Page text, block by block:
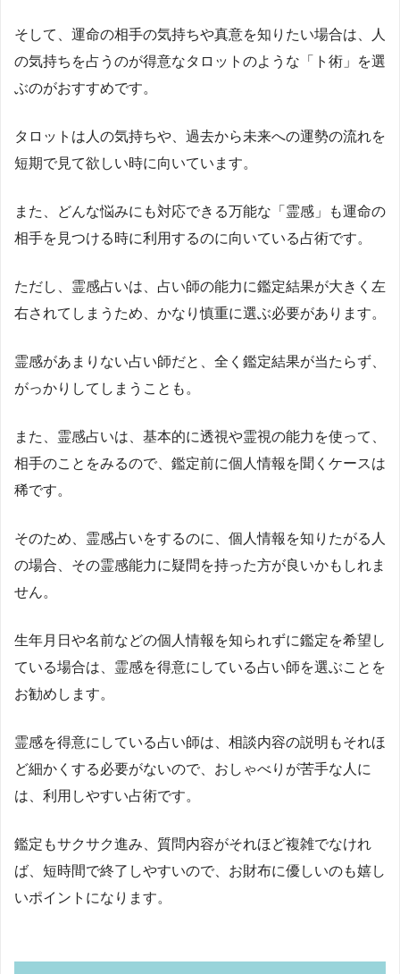
そして、運命の相手の気持ちや真意を知りたい場合は、人
の気持ちを占うのが得意なタロットのような「ト術」を選
ぶのがおすすめです。
タロットは人の気持ちや、過去から未来への運勢の流れを
短期で見て欲しい時に向いています。
また、どんな悩みにも対応できる万能な「霊感」も運命の
相手を見つける時に利用するのに向いている占術です。
ただし、霊感占いは、占い師の能力に鑑定結果が大きく左
右されてしまうため、かなり慎重に選ぶ必要があります。
霊感があまりない占い師だと、全く鑑定結果が当たらず、
がっかりしてしまうことも。
また、霊感占いは、基本的に透視や霊視の能力を使って、
相手のことをみるので、鑑定前に個人情報を聞くケースは
稀です。
そのため、霊感占いをするのに、個人情報を知りたがる人
の場合、その霊感能力に疑問を持った方が良いかもしれま
せん。
生年月日や名前などの個人情報を知られずに鑑定を希望し
ている場合は、霊感を得意にしている占い師を選ぶことを
お勧めします。
霊感を得意にしている占い師は、相談内容の説明もそれほ
ど細かくする必要がないので、おしゃべりが苦手な人に
は、利用しやすい占術です。
鑑定もサクサク進み、質問内容がそれほど複雑でなけれ
ば、短時間で終了しやすいので、お財布に優しいのも嬉し
いポイントになります。